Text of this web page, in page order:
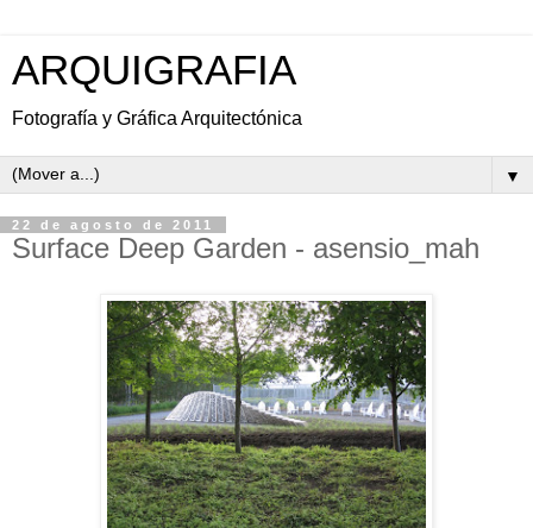
ARQUIGRAFIA
Fotografía y Gráfica Arquitectónica
▼
22 de agosto de 2011
Surface Deep Garden - asensio_mah